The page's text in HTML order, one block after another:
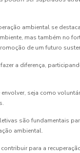
ambiental se
mas também no
de um futuro
a diferença,
envolver, seja como
são fundamentais
ambiental.
para a